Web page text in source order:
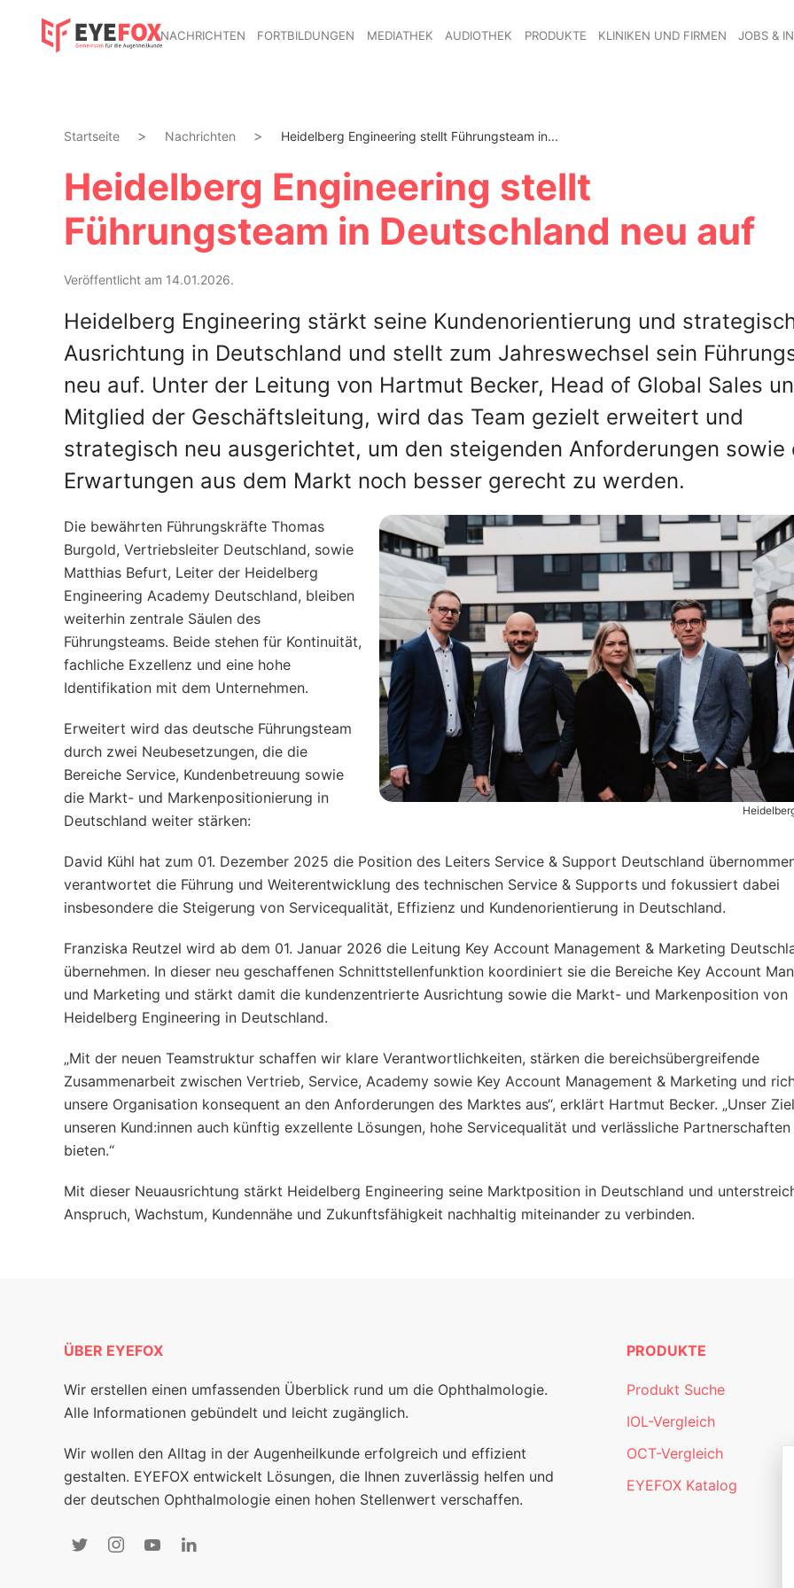
NACHRICHTEN FORTBILDUNGEN MEDIATHEK AUDIOTHEK PRODUKTE KLINIKEN UND FIRMEN JOBS &
Startseite Nachrichten Heidelberg Engineering stellt Führungsteam in...
Heidelberg Engineering stellt
Führungsteam in Deutschland neu auf
Veröffentlicht am 14.01.2026.
Heidelberg Engineering stärkt seine Kundenorientierung und
Ausrichtung in Deutschland und stellt zum Jahreswechsel sein
neu auf. Unter der Leitung von Hartmut Becker, Head of Global Sales
Mitglied der Geschäftsleitung, wird das Team gezielt erweitert und
strategisch neu ausgerichtet, um den steigenden Anforderungen sowie
Erwartungen aus dem Markt noch besser gerecht zu werden.
Die bewährten Führungskräfte Thomas
Burgold, Vertriebsleiter Deutschland, sowie
Matthias Befurt, Leiter der Heidelberg
Engineering Academy Deutschland, bleiben
weiterhin zentrale Säulen des
Führungsteams. Beide stehen für Kontinuität,
fachliche Exzellenz und eine hohe
Identifikation mit dem Unternehmen.
Erweitert wird das deutsche Führungsteam
durch zwei Neubesetzungen, die die
Bereiche Service, Kundenbetreuung sowie
die Markt- und Markenpositionierung in
Deutschland weiter stärken:
David Kühl hat zum 01. Dezember 2025 die Position des Leiters Service & Support Deutschland
verantwortet die Führung und Weiterentwicklung des technischen Service & Supports und fokussiert dabei
insbesondere die Steigerung von Servicequalität, Effizienz und Kundenorientierung in Deutschland.
Franziska Reutzel wird ab dem 01. Januar 2026 die Leitung Key Account Management & Marketing
übernehmen. In dieser neu geschaffenen Schnittstellenfunktion koordiniert sie die Bereiche Key Account
und Marketing und stärkt damit die kundenzentrierte Ausrichtung sowie die Markt- und Markenposition von
Heidelberg Engineering in Deutschland.
„Mit der neuen Teamstruktur schaffen wir klare Verantwortlichkeiten, stärken die bereichsübergreifende
Zusammenarbeit zwischen Vertrieb, Service, Academy sowie Key Account Management & Marketing und
unsere Organisation konsequent an den Anforderungen des Marktes aus“, erklärt Hartmut Becker. „Unser
unseren Kund:innen auch künftig exzellente Lösungen, hohe Servicequalität und verlässliche
bieten.“
Mit dieser Neuausrichtung stärkt Heidelberg Engineering seine Marktposition in Deutschland und
Anspruch, Wachstum, Kundennähe und Zukunftsfähigkeit nachhaltig miteinander zu verbinden.
ÜBER EYEFOX
Wir erstellen einen umfassenden Überblick rund um die Ophthalmologie.
Alle Informationen gebündelt und leicht zugänglich.
Wir wollen den Alltag in der Augenheilkunde erfolgreich und effizient
gestalten. EYEFOX entwickelt Lösungen, die Ihnen zuverlässig helfen und
der deutschen Ophthalmologie einen hohen Stellenwert verschaffen.
PRODUKTE
Produkt Suche
IOL-Vergleich
OCT-Vergleich
EYEFOX Katalog